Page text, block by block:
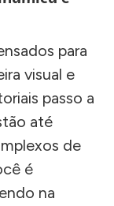
para
visual e
passo a
até
de
é
na